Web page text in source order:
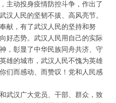
主动投身疫情防控斗争，作出了
汉人民的坚韧不拔、高风亮节。
献，有了武汉人民的坚持和努
好态势。武汉人民用自己的实际
，彰显了中华民族同舟共济、守
雄的城市，武汉人民不愧为英雄
们而感动、而赞叹！党和人民感
武汉广大党员、干部、群众，致